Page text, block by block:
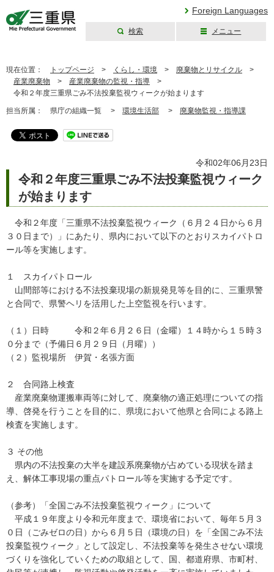
Foreign Languages
検索 メニュー
現在位置： トップページ > くらし・環境 > 廃棄物とリサイクル >
産業廃棄物 > 産業廃棄物の監視・指導 >
令和２年度三重県ごみ不法投棄監視ウィークが始まります
担当所属： 県庁の組織一覧 > 環境生活部 > 廃棄物監視・指導課
令和02年06月23日
令和２年度三重県ごみ不法投棄監視ウィーク
が始まります
令和２年度「三重県不法投棄監視ウィーク（６月２４日から６月
３０日まで）」にあたり、県内において以下のとおりスカイパトロ
ール等を実施します。
１ スカイパトロール
山間部等における不法投棄現場の新規発見等を目的に、三重県警
と合同で、県警ヘリを活用した上空監視を行います。
（１）日時 令和２年６月２６日（金曜）１４時から１５時３
０分まで（予備日６月２９日（月曜））
（２）監視場所 伊賀・名張方面
２ 合同路上検査
産業廃棄物運搬車両等に対して、廃棄物の適正処理についての指
導、啓発を行うことを目的に、県境において他県と合同による路上
検査を実施します。
３ その他
県内の不法投棄の大半を建設系廃棄物が占めている現状を踏ま
え、解体工事現場の重点パトロール等を実施する予定です。
（参考）「全国ごみ不法投棄監視ウィーク」について
平成１９年度より令和元年度まで、環境省において、毎年５月３
０日（ごみゼロの日）から６月５日（環境の日）を「全国ごみ不法
投棄監視ウィーク」として設定し、不法投棄等を発生させない環境
づくりを強化していくための取組として、国、都道府県、市町村、